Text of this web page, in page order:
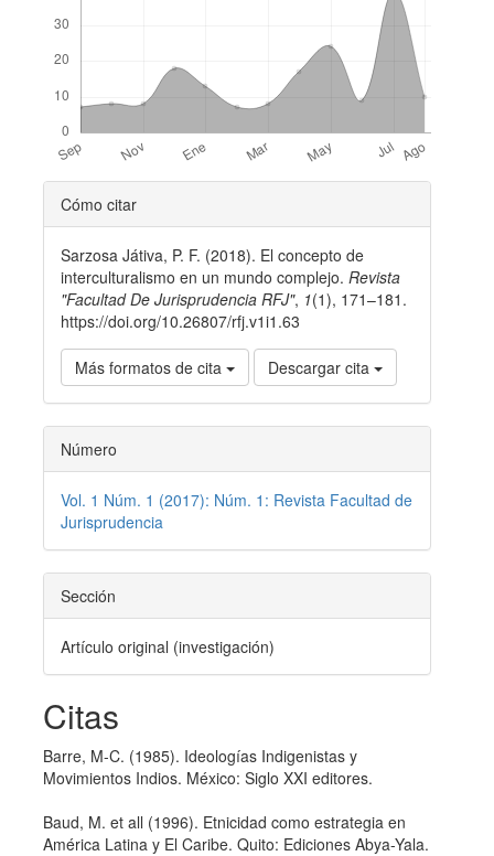
Detalles
del
artículo
Cómo citar
Sarzosa Játiva, P. F. (2018). El concepto de
interculturalismo en un mundo complejo. Revista
"Facultad De Jurisprudencia RFJ", 1(1), 171–181.
https://doi.org/10.26807/rfj.v1i1.63
Más formatos de cita Descargar cita
Número
Vol. 1 Núm. 1 (2017): Núm. 1: Revista Facultad de
Jurisprudencia
Sección
Artículo original (investigación)
Citas
Barre, M-C. (1985). Ideologí­as Indigenistas y
Movimientos Indios. México: Siglo XXI editores.
Baud, M. et all (1996). Etnicidad como estrategia en
América Latina y El Caribe. Quito: Ediciones Abya-Yala.